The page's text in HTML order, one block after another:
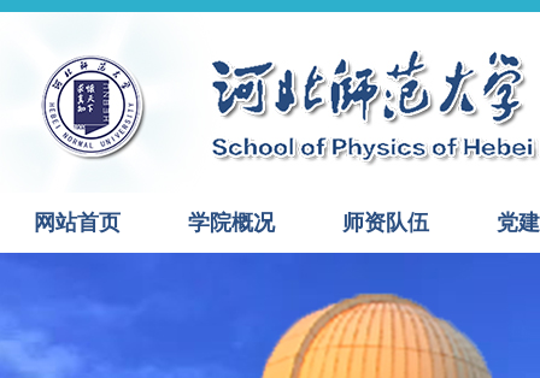
网站首页 学院概况 师资队伍 党